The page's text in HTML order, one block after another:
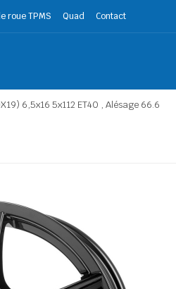
roue TPMS Quad Contact
6,5x16 5x112 ET40 , Alésage 66.6